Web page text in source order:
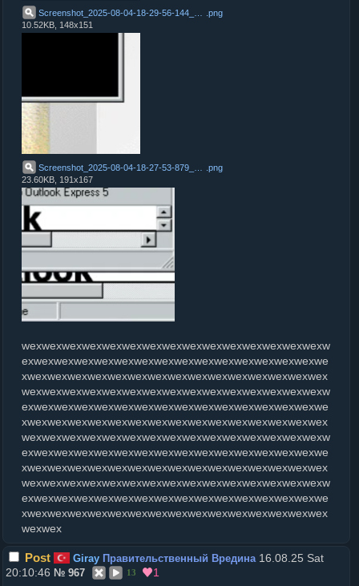
png
10.52KB, 148x151
png
23.60KB, 191x167
wexwexwexwexwexwexwexwexwexwexwexwexwexwexwexw
exwexwexwexwexwexwexwexwexwexwexwexwexwexwexwe
xwexwexwexwexwexwexwexwexwexwexwexwexwexwexwex
wexwexwexwexwexwexwexwexwexwexwexwexwexwexwexw
exwexwexwexwexwexwexwexwexwexwexwexwexwexwexwe
xwexwexwexwexwexwexwexwexwexwexwexwexwexwexwex
wexwexwexwexwexwexwexwexwexwexwexwexwexwexwexw
exwexwexwexwexwexwexwexwexwexwexwexwexwexwexwe
xwexwexwexwexwexwexwexwexwexwexwexwexwexwexwex
wexwexwexwexwexwexwexwexwexwexwexwexwexwexwexw
exwexwexwexwexwexwexwexwexwexwexwexwexwexwexwe
xwexwexwexwexwexwexwexwexwexwexwexwexwexwexwex
wexwex
Post Giray Правительственный Вредина 16.08.25 Sat
20:10:46 № 967 13 1